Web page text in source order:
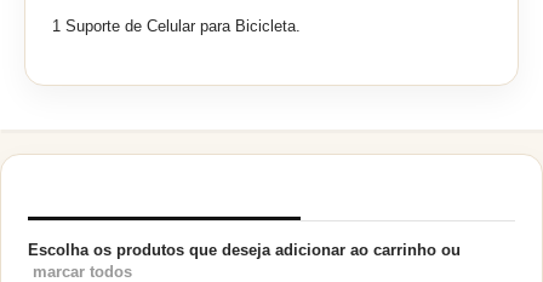
1 Suporte de Celular para Bicicleta.
Escolha os produtos que deseja adicionar ao carrinho ou
marcar todos